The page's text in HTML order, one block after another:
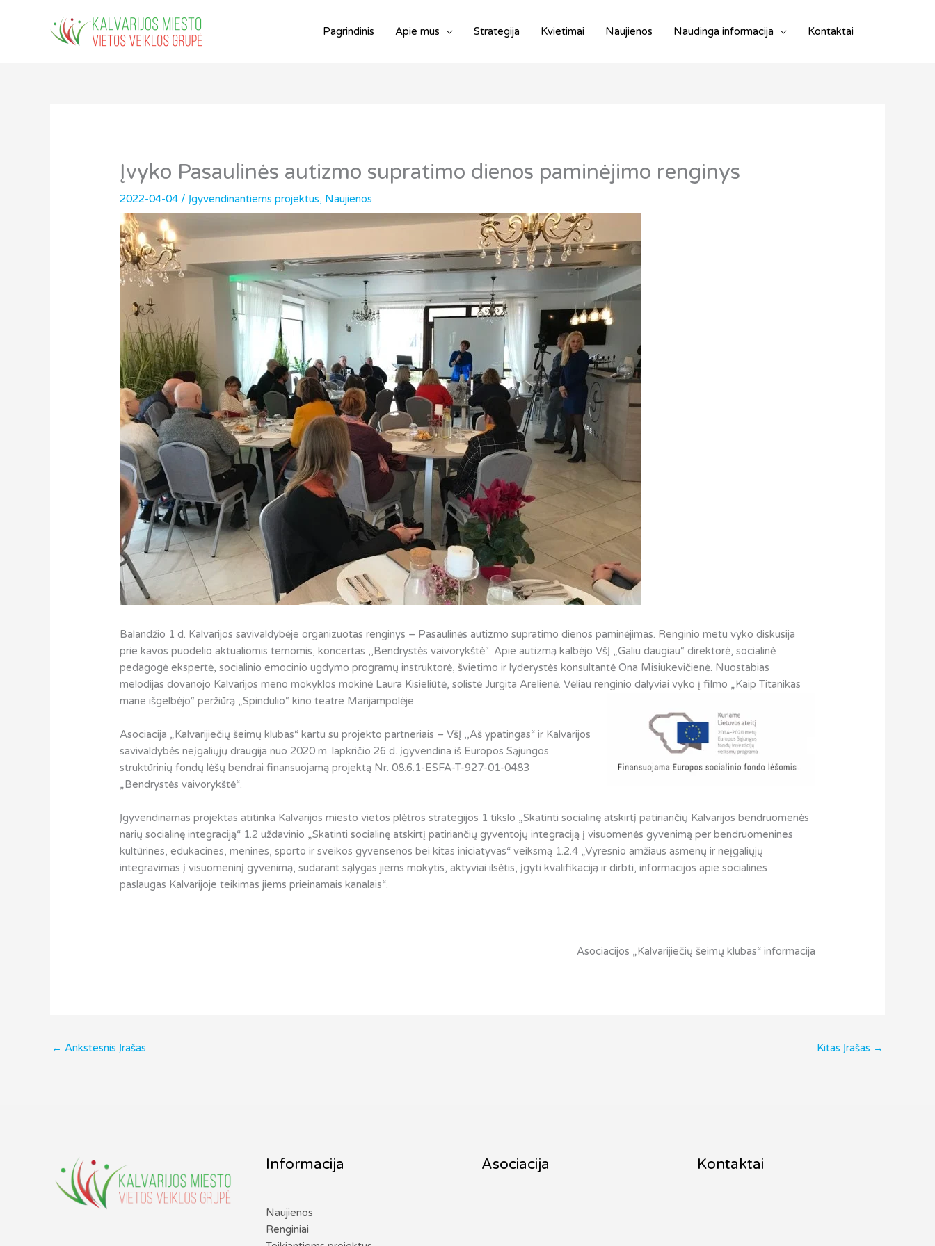
Pagrindinis Apie mus Strategija Kvietimai Naujienos Naudinga informacija Kontaktai
Įvyko Pasaulinės autizmo supratimo dienos paminėjimo renginys
2022-04-04 / Įgyvendinantiems projektus, Naujienos
Balandžio 1 d. Kalvarijos savivaldybėje organizuotas renginys – Pasaulinės autizmo supratimo dienos paminėjimas. Renginio metu vyko diskusija
prie kavos puodelio aktualiomis temomis, koncertas ,,Bendrystės vaivorykštė“. Apie autizmą kalbėjo VšĮ „Galiu daugiau“ direktorė, socialinė
pedagogė ekspertė, socialinio emocinio ugdymo programų instruktorė, švietimo ir lyderystės konsultantė Ona Misiukevičienė. Nuostabias
melodijas dovanojo Kalvarijos meno mokyklos mokinė Laura Kisieliūtė, solistė Jurgita Arelienė. Vėliau renginio dalyviai vyko į filmo „Kaip Titanikas
mane išgelbėjo“ peržiūrą „Spindulio“ kino teatre Marijampolėje.
Asociacija „Kalvarijiečių šeimų klubas“ kartu su projekto partneriais – VšĮ ,,Aš ypatingas“ ir Kalvarijos
savivaldybės neįgaliųjų draugija nuo 2020 m. lapkričio 26 d. įgyvendina iš Europos Sąjungos
struktūrinių fondų lėšų bendrai finansuojamą projektą Nr. 08.6.1-ESFA-T-927-01-0483
„Bendrystės vaivorykštė“.
Įgyvendinamas projektas atitinka Kalvarijos miesto vietos plėtros strategijos 1 tikslo „Skatinti socialinę atskirtį patiriančių Kalvarijos bendruomenės
narių socialinę integraciją“ 1.2 uždavinio „Skatinti socialinę atskirtį patiriančių gyventojų integraciją į visuomenės gyvenimą per bendruomenines
kultūrines, edukacines, menines, sporto ir sveikos gyvensenos bei kitas iniciatyvas“ veiksmą 1.2.4 „Vyresnio amžiaus asmenų ir neįgaliųjų
integravimas į visuomeninį gyvenimą, sudarant sąlygas jiems mokytis, aktyviai ilsėtis, įgyti kvalifikaciją ir dirbti, informacijos apie socialines
paslaugas Kalvarijoje teikimas jiems prieinamais kanalais“.
Asociacijos „Kalvarijiečių šeimų klubas“ informacija
← Ankstesnis Įrašas Kitas Įrašas →
Informacija
Naujienos
Renginiai
Asociacija Kontaktai